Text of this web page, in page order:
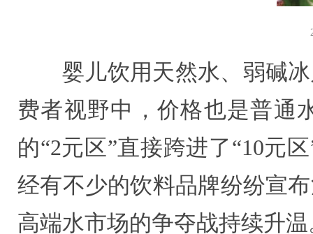
婴儿饮用天然水、弱碱
费者视野中，价格也是普通
的“2元区”直接跨进了“10元
经有不少的饮料品牌纷纷宣
高端水市场的争夺战持续升